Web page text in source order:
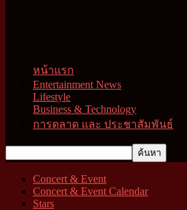
หน้าแรก
Entertainment News
Lifestyle
Business & Technology
การตลาด และ ประชาสัมพันธ์
Concert & Event
Concert & Event Calendar
Stars